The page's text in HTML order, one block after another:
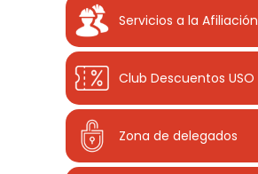
Servicios a la Afiliación
Club Descuentos USO
Zona de delegados